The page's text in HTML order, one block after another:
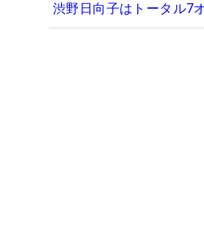
渋野日向子はトータル7